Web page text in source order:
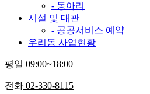
- 동아리
시설 및 대관
- 공공서비스 예약
우리동 사업현황
평일 09:00~18:00
전화 02-330-8115